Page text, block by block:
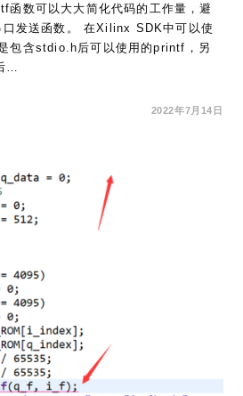
函数可以大大简化代码的工作量，避
口发送函数。 在Xilinx SDK中可以使
包含stdio.h后可以使用的printf，另
…
2022年7月14日